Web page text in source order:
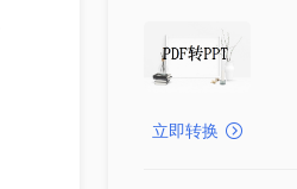
立即转换